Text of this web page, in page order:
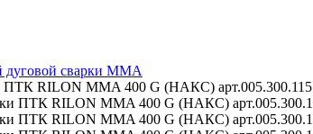
дуговой сварки MMA
ПТК RILON MMA 400 G (НАКС) арт.005.300.115